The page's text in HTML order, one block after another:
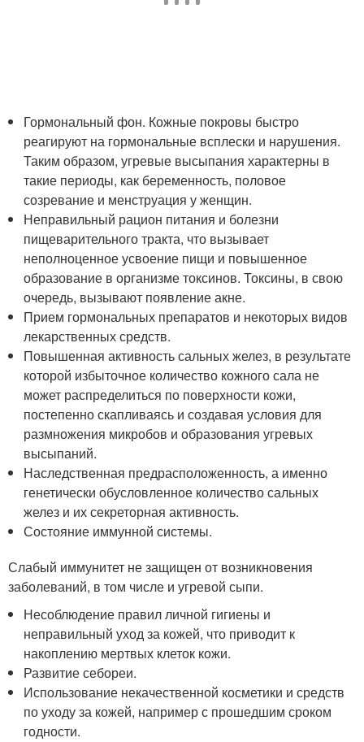
Гормональный фон. Кожные покровы быстро
реагируют на гормональные всплески и нарушения.
Таким образом, угревые высыпания характерны в
такие периоды, как беременность, половое
созревание и менструация у женщин.
Неправильный рацион питания и болезни
пищеварительного тракта, что вызывает
неполноценное усвоение пищи и повышенное
образование в организме токсинов. Токсины, в свою
очередь, вызывают появление акне.
Прием гормональных препаратов и некоторых видов
лекарственных средств.
Повышенная активность сальных желез, в результате
которой избыточное количество кожного сала не
может распределиться по поверхности кожи,
постепенно скапливаясь и создавая условия для
размножения микробов и образования угревых
высыпаний.
Наследственная предрасположенность, а именно
генетически обусловленное количество сальных
желез и их секреторная активность.
Состояние иммунной системы.
Слабый иммунитет не защищен от возникновения
заболеваний, в том числе и угревой сыпи.
Несоблюдение правил личной гигиены и
неправильный уход за кожей, что приводит к
накоплению мертвых клеток кожи.
Развитие себореи.
Использование некачественной косметики и средств
по уходу за кожей, например с прошедшим сроком
годности.